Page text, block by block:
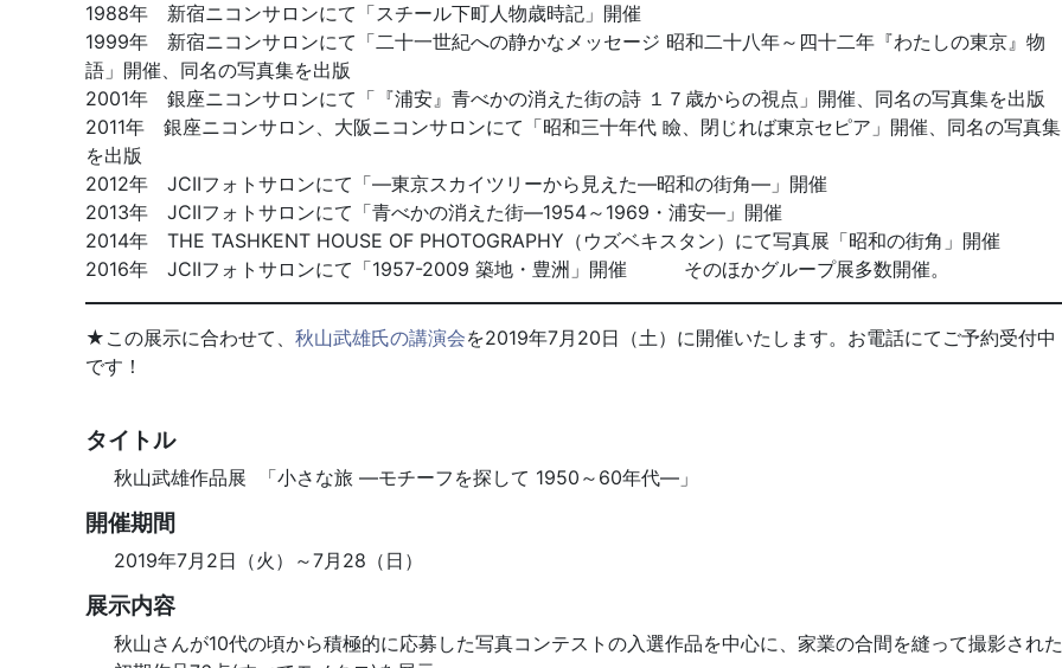
1988年 新宿ニコンサロンにて「スチール下町人物歳時記」開催
1999年 新宿ニコンサロンにて「二十一世紀への静かなメッセージ 昭和二十八年～四十二年『わたしの東京』物
語」開催、同名の写真集を出版
2001年 銀座ニコンサロンにて「『浦安』青べかの消えた街の詩 １７歳からの視点」開催、同名の写真集を出版
2011年 銀座ニコンサロン、大阪ニコンサロンにて「昭和三十年代 瞼、閉じれば東京セピア」開催、同名の写真集
を出版
2012年 JCIIフォトサロンにて「―東京スカイツリーから見えた―昭和の街角―」開催
2013年 JCIIフォトサロンにて「青べかの消えた街―1954～1969・浦安―」開催
2014年 THE TASHKENT HOUSE OF PHOTOGRAPHY（ウズベキスタン）にて写真展「昭和の街角」開催
2016年 JCIIフォトサロンにて「1957-2009 築地・豊洲」開催 そのほかグループ展多数開催。
★この展示に合わせて、 秋山武雄氏の講演会を2019年7月20日（土）に開催いたします。お電話にてご予約受付中
です！
タイトル
秋山武雄作品展 「小さな旅 ―モチーフを探して 1950～60年代―」
開催期間
2019年7月2日（火）～7月28（日）
展示内容
秋山さんが10代の頃から積極的に応募した写真コンテストの入選作品を中心に、家業の合間を縫って撮影された